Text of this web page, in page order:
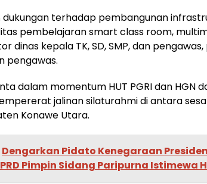
dukungan terhadap pembangunan
pembelajaran smart class room,
dinas kepala TK, SD, SMP, dan
pengawas.
dalam momentum HUT PGRI dan HGN
jalinan silaturahmi di antara
Konawe Utara.
Dengarkan Pidato Kenegaraan
Pimpin Sidang Paripurna Istimewa